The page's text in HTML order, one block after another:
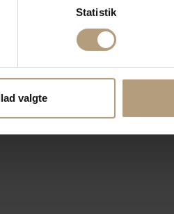
kan være nøjagtig inden for få
unikke karakteristika
kombinere disse data med
Statistik
valgte